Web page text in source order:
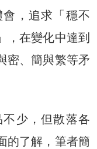
，追求「穩不
，在變化中達到
密、簡與繁等矛
少，但散落各
的了解，筆者簡